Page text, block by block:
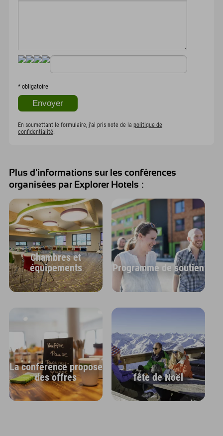
* obligatoire
En soumettant le formulaire, j'ai pris note de la politique de
confidentialité.
Plus d'informations sur les conférences
organisées par Explorer Hotels :
Chambres et
équipements
Programme de soutien
La conférence propose
des offres
fête de Noël